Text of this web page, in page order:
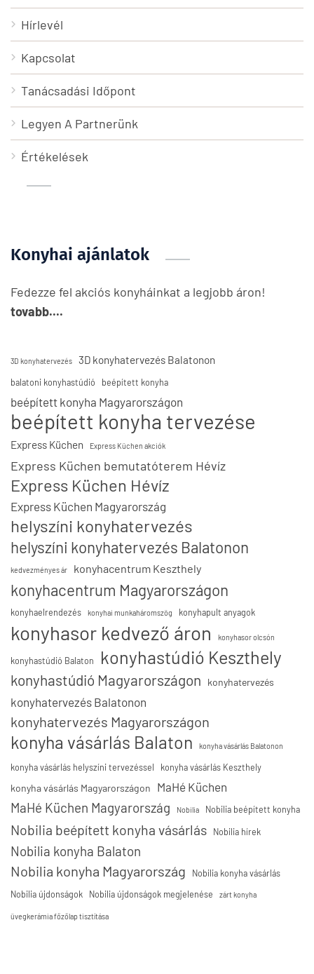
Hírlevél
Kapcsolat
Tanácsadási Időpont
Legyen A Partnerünk
Értékelések
Konyhai ajánlatok
Fedezze fel akciós konyháinkat a legjobb áron!
tovabb....
3D konyhatervezés 3D konyhatervezés Balatonon
balatoni konyhastúdió beépített konyha
beépített konyha Magyarországon
beépített konyha tervezése
Express Küchen Express Küchen akciók
Express Küchen bemutatóterem Hévíz
Express Küchen Hévíz
Express Küchen Magyarország
helyszíni konyhatervezés
helyszíni konyhatervezés Balatonon
kedvezményes ár konyhacentrum Keszthely
konyhacentrum Magyarországon
konyhaelrendezés konyhai munkaháromszög konyhapult anyagok
konyhasor kedvező áron konyhasor olcsón
konyhastúdió Balaton konyhastúdió Keszthely
konyhastúdió Magyarországon konyhatervezés
konyhatervezés Balatonon
konyhatervezés Magyarországon
konyha vásárlás Balaton konyha vásárlás Balatonon
konyha vásárlás helyszíni tervezéssel konyha vásárlás Keszthely
konyha vásárlás Magyarországon MaHé Küchen
MaHé Küchen Magyarország Nobilia Nobilia beépített konyha
Nobilia beépített konyha vásárlás Nobilia hírek
Nobilia konyha Balaton
Nobilia konyha Magyarország
Nobilia konyha vásárlás
Nobilia újdonságok
Nobilia újdonságok megjelenése zárt konyha
üvegkerámia főzőlap tisztítása